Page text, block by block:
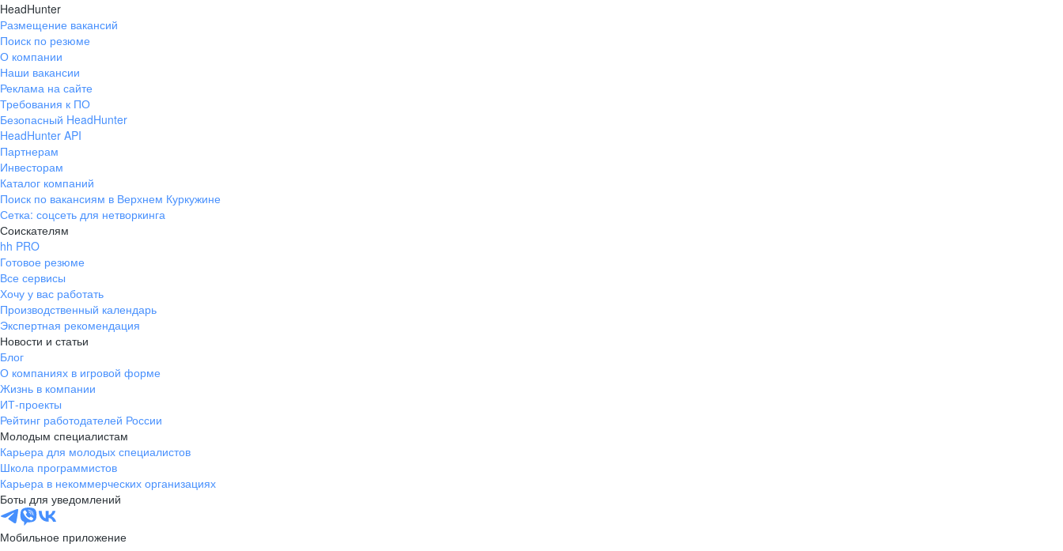
HeadHunter
Размещение вакансий
Поиск по резюме
О компании
Наши вакансии
Реклама на сайте
Требования к ПО
Безопасный HeadHunter
HeadHunter API
Партнерам
Инвесторам
Каталог компаний
Поиск по вакансиям в Верхнем Куркужине
Сетка: соцсеть для нетворкинга
Соискателям
hh PRO
Готовое резюме
Все сервисы
Хочу у вас работать
Производственный календарь
Экспертная рекомендация
Новости и статьи
Блог
О компаниях в игровой форме
Жизнь в компании
ИТ-проекты
Рейтинг работодателей России
Молодым специалистам
Карьера для молодых специалистов
Школа программистов
Карьера в некоммерческих организациях
Боты для уведомлений
Мобильное приложение